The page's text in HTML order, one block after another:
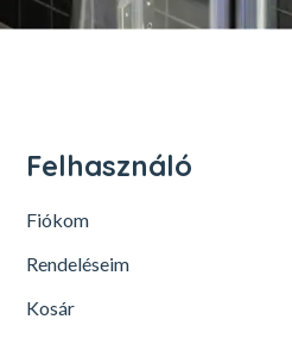
Felhasználó
Fiókom
Rendeléseim
Kosár